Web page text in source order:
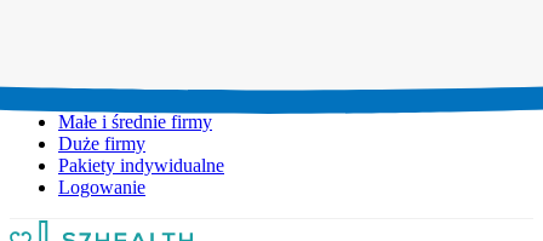
Małe i średnie firmy
Duże firmy
Pakiety indywidualne
Logowanie